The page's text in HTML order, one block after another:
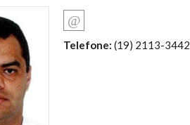
Telefone: (19) 2113-3442